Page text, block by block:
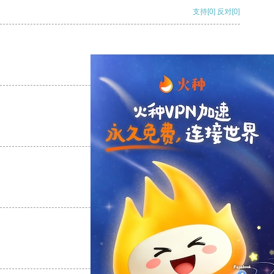
支持[0] 反对[0]
支持 [0] 反对[0]
支持[0] 反对
支持[0] 反对[0]